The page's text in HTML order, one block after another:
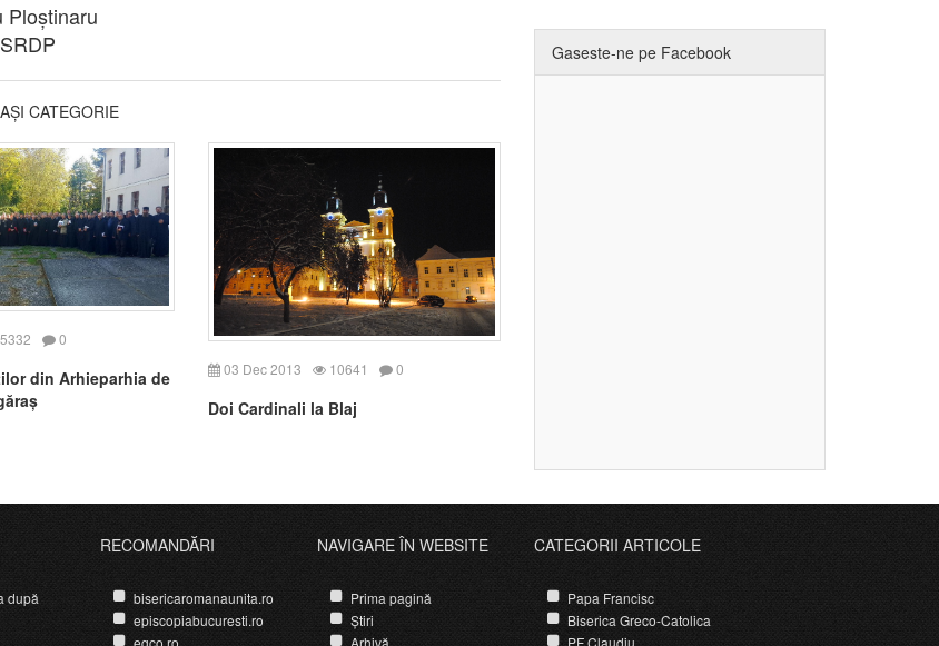
Ploștinaru
CATEGORIE
0
din Arhieparhia de
03 Dec 2013 10641 0
Doi Cardinali la Blaj
Gaseste-ne pe Facebook
după
RECOMANDĂRI
bisericaromanaunita.ro
episcopiabucuresti.ro
egco.ro
NAVIGARE ÎN WEBSITE
Prima pagină
Știri
Arhivă
CATEGORII ARTICOLE
Papa Francisc
Biserica Greco-Catolica
PF Claudiu